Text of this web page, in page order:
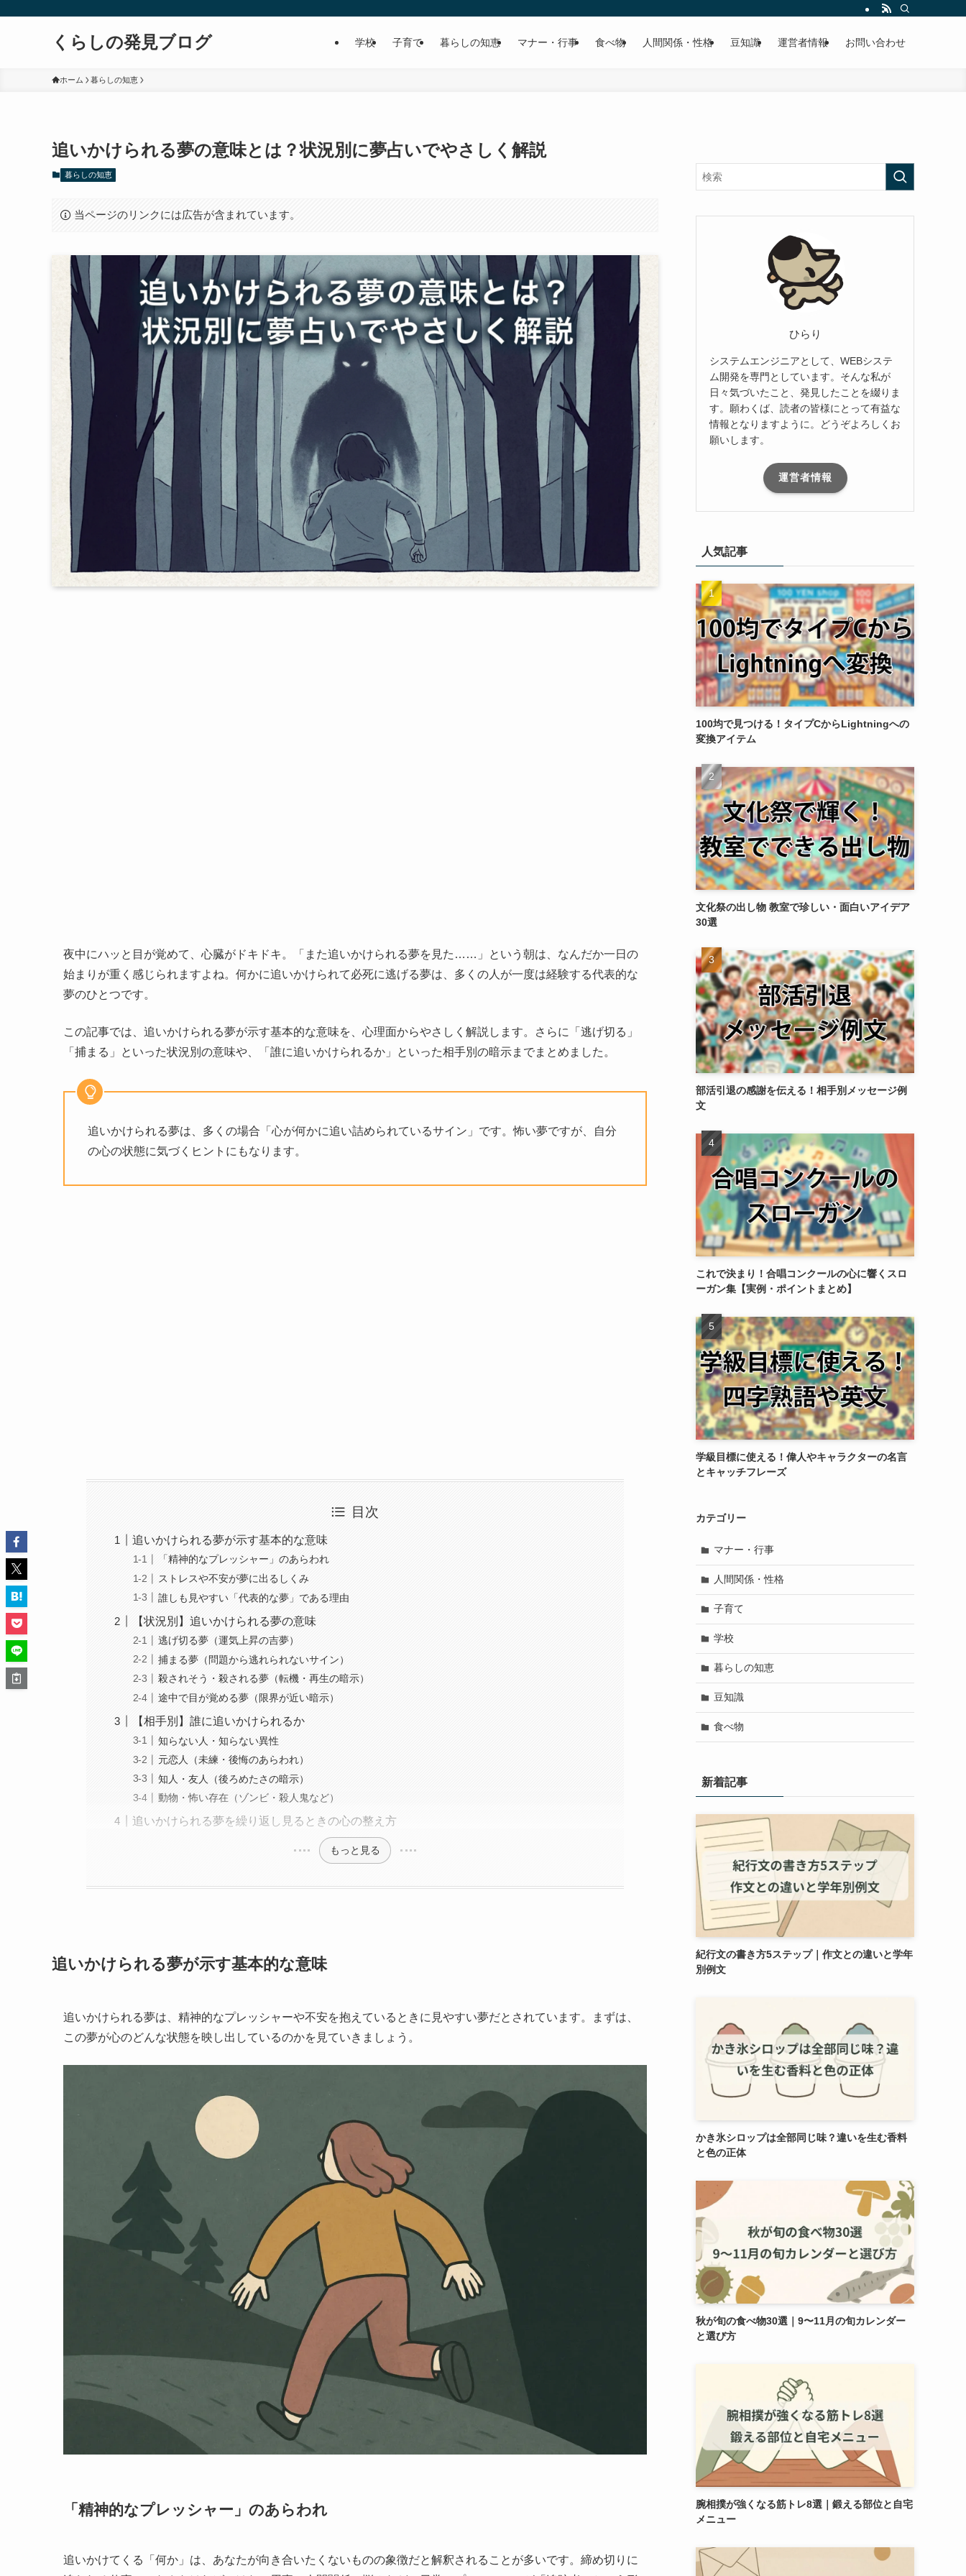
くらしの発見ブログ 学校 子育て 暮らしの知恵 マナー・行事 食べ物 人間関係・性格 豆知識 運営者情報 お問い合わせ
ホーム 暮らしの知恵
追いかけられる夢の意味とは？状況別に夢占いでやさしく解説
暮らしの知恵
当ページのリンクには広告が含まれています。
夜中にハッと目が覚めて、心臓がドキドキ。「また追いかけられる夢を見た……」という朝は、なんだか一日の
始まりが重く感じられますよね。何かに追いかけられて必死に逃げる夢は、多くの人が一度は経験する代表的な
夢のひとつです。
この記事では、追いかけられる夢が示す基本的な意味を、心理面からやさしく解説します。さらに「逃げ切る」
「捕まる」といった状況別の意味や、「誰に追いかけられるか」といった相手別の暗示までまとめました。
追いかけられる夢は、多くの場合「心が何かに追い詰められているサイン」です。怖い夢ですが、自分
の心の状態に気づくヒントにもなります。
目次
追いかけられる夢が示す基本的な意味
「精神的なプレッシャー」のあらわれ
ストレスや不安が夢に出るしくみ
誰しも見やすい「代表的な夢」である理由
【状況別】追いかけられる夢の意味
逃げ切る夢（運気上昇の吉夢）
捕まる夢（問題から逃れられないサイン）
殺されそう・殺される夢（転機・再生の暗示）
途中で目が覚める夢（限界が近い暗示）
【相手別】誰に追いかけられるか
知らない人・知らない異性
元恋人（未練・後悔のあらわれ）
知人・友人（後ろめたさの暗示）
動物・怖い存在（ゾンビ・殺人鬼など）
追いかけられる夢を繰り返し見るときの心の整え方
もっと見る
追いかけられる夢が示す基本的な意味
追いかけられる夢は、精神的なプレッシャーや不安を抱えているときに見やすい夢だとされています。まずは、
この夢が心のどんな状態を映し出しているのかを見ていきましょう。
「精神的なプレッシャー」のあらわれ
追いかけてくる「何か」は、あなたが向き合いたくないものの象徴だと解釈されることが多いです。締め切りに
ひらり
システムエンジニアとして、WEBシステ
ム開発を専門としています。そんな私が
日々気づいたこと、発見したことを綴りま
す。願わくば、読者の皆様にとって有益な
情報となりますように。どうぞよろしくお
願いします。
運営者情報
人気記事
100均で見つける！タイプCからLightningへの
変換アイテム
文化祭の出し物 教室で珍しい・面白いアイデア
30選
部活引退の感謝を伝える！相手別メッセージ例
文
これで決まり！合唱コンクールの心に響くスロ
ーガン集【実例・ポイントまとめ】
学級目標に使える！偉人やキャラクターの名言
とキャッチフレーズ
カテゴリー
マナー・行事
人間関係・性格
子育て
学校
暮らしの知恵
豆知識
食べ物
新着記事
紀行文の書き方5ステップ｜作文との違いと学年
別例文
かき氷シロップは全部同じ味？違いを生む香料
と色の正体
秋が旬の食べ物30選｜9〜11月の旬カレンダー
と選び方
腕相撲が強くなる筋トレ8選｜鍛える部位と自宅
メニュー